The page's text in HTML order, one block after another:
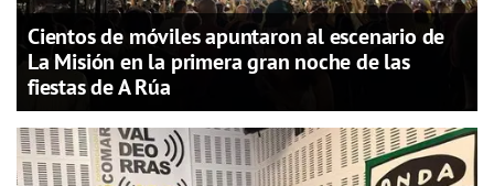
Cientos de móviles apuntaron al escenario de
La Misión en la primera gran noche de las
fiestas de A Rúa